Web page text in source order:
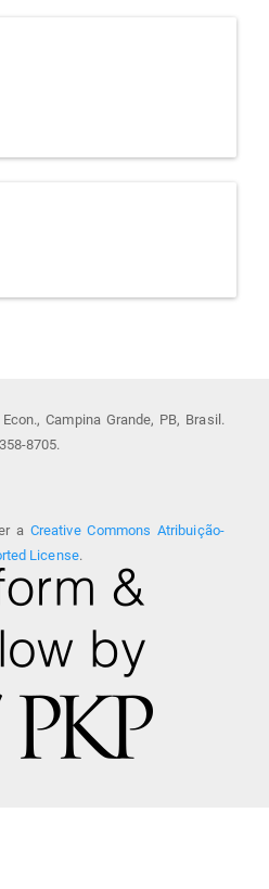
Campina Grande, PB, Brasil.
8705.
a Creative Commons Atribuição-
License.